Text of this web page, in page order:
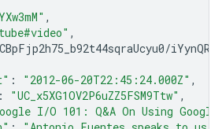
,
,
/
: "2012-06-20T22:45:24.000Z" ,
: "UC_x5XG1OV2P6uZZ5FSM9Ttw" ,
I/O 101: Q&A On Using